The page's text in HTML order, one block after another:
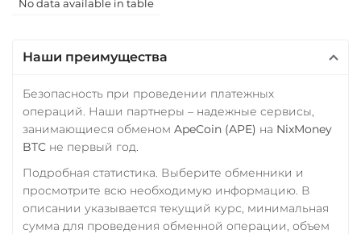
Русский Стандарт RUB
СБП RUB
Счет ИП/ООО
No data available in table
Наши преимущества
Безопасность при проведении платежных
операций. Наши партнеры – надежные сервисы,
занимающиеся обменом ApeCoin (APE) на NixMoney
BTC не первый год.
Подробная статистика. Выберите обменники и
просмотрите всю необходимую информацию. В
описании указывается текущий курс, минимальная
сумма для проведения обменной операции, объем